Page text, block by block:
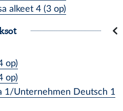
alkeet 4 (3 op)
op)
op)
1/Unternehmen Deutsch 1